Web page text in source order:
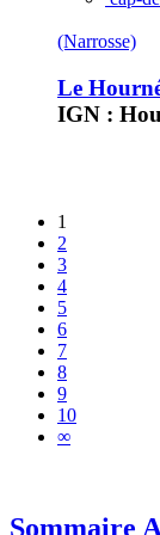
(Narrosse)
Le
IGN :
1
2
3
4
5
6
7
8
9
10
∞
Sommaire